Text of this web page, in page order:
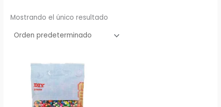
Mostrando el único resultado